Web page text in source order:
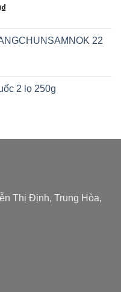
₫
22
2 lọ 250g
Thị Định, Trung Hòa,